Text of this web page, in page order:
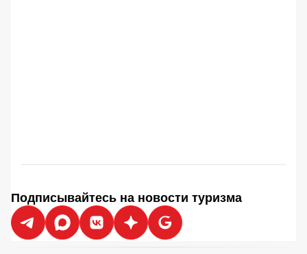
Подписывайтесь на новости туризма